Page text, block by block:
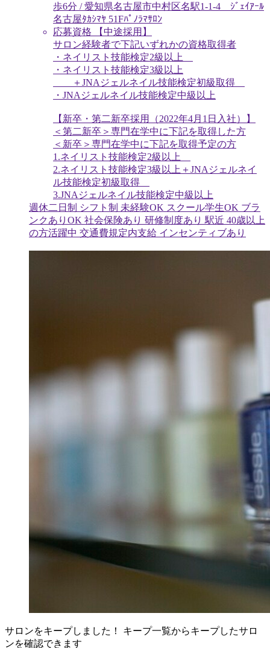
歩6分 / 愛知県名古屋市中村区名駅1-1-4 ｼﾞｪｲｱｰﾙ
名古屋ﾀｶｼﾏﾔ 51Fﾊﾟﾉﾗﾏｻﾛﾝ
応募資格
【中途採用】
サロン経験者で下記いずれかの資格取得者
・ネイリスト技能検定2級以上
・ネイリスト技能検定3級以上
＋JNAジェルネイル技能検定初級取得
・JNAジェルネイル技能検定中級以上
【新卒・第二新卒採用（2022年4月1日入社）】
＜第二新卒＞専門在学中に下記を取得した方
＜新卒＞専門在学中に下記を取得予定の方
1.ネイリスト技能検定2級以上
2.ネイリスト技能検定3級以上＋JNAジェルネイ
ル技能検定初級取得
3.JNAジェルネイル技能検定中級以上
週休二日制 シフト制 未経験OK スクール学生OK ブラ
ンクありOK 社会保険あり 研修制度あり 駅近 40歳以上
の方活躍中 交通費規定内支給 インセンティブあり
サロンをキープしました！ キープ一覧からキープしたサロ
ンを確認できます